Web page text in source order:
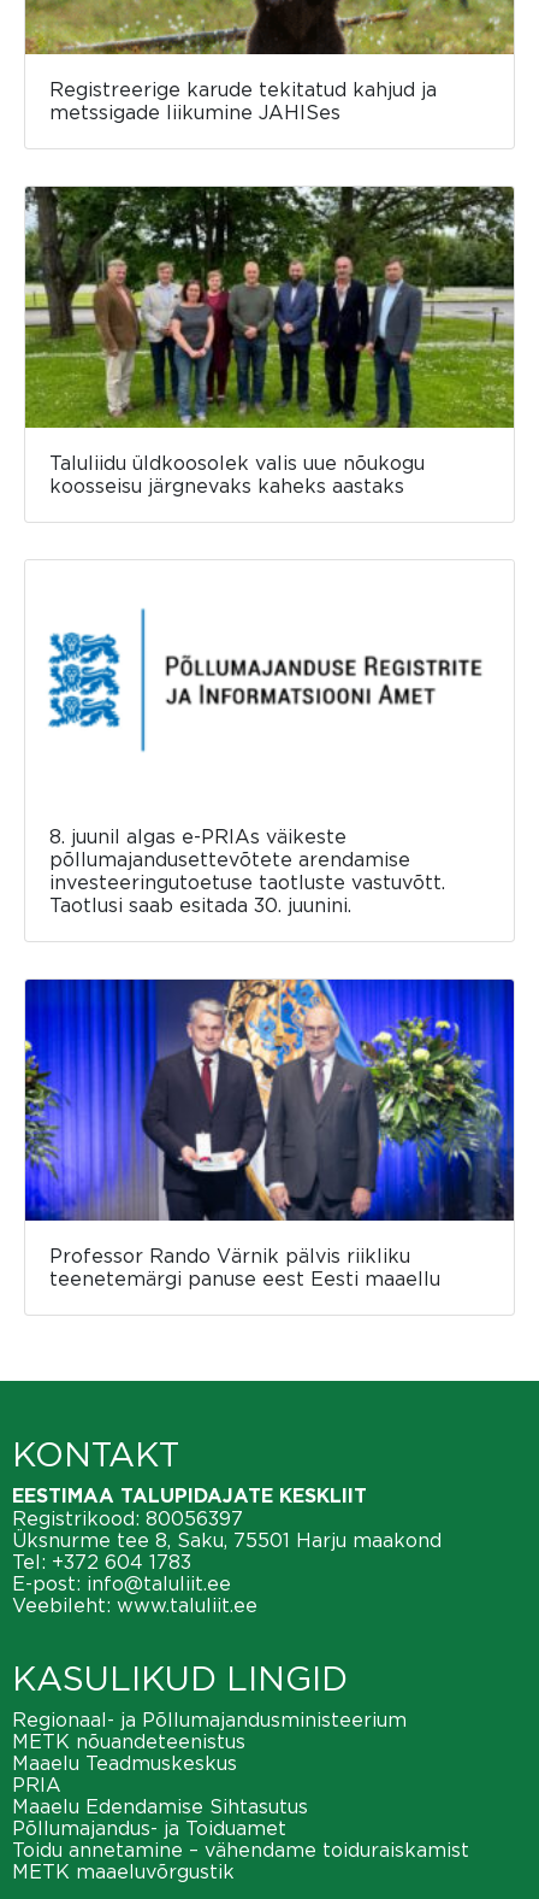
Registreerige karude tekitatud kahjud ja
metssigade liikumine JAHISes
Taluliidu üldkoosolek valis uue nõukogu
koosseisu järgnevaks kaheks aastaks
8. juunil algas e-PRIAs väikeste
põllumajandusettevõtete arendamise
investeeringutoetuse taotluste vastuvõtt.
Taotlusi saab esitada 30. juunini.
Professor Rando Värnik pälvis riikliku
teenetemärgi panuse eest Eesti maaellu
KONTAKT
EESTIMAA TALUPIDAJATE KESKLIIT
Registrikood: 80056397
Üksnurme tee 8, Saku, 75501 Harju maakond
Tel: +372 604 1783
E-post: info@taluliit.ee
Veebileht: www.taluliit.ee
KASULIKUD LINGID
Regionaal- ja Põllumajandusministeerium
METK nõuandeteenistus
Maaelu Teadmuskeskus
PRIA
Maaelu Edendamise Sihtasutus
Põllumajandus- ja Toiduamet
Toidu annetamine – vähendame toiduraiskamist
METK maaeluvõrgustik